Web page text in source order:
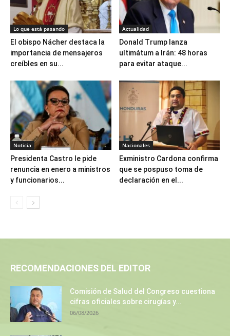
Lo que está pasando
El obispo Nácher destaca la
importancia de mensajeros
creíbles en su...
Actualidad
Donald Trump lanza
ultimátum a Irán: 48 horas
para evitar ataque...
Noticia
Presidenta Castro le pide
renuncia en enero a ministros
y funcionarios...
Nacionales
Exministro Cardona confirma
que se pospuso toma de
declaración en el...
RECOMENDACIONES DEL EDITOR
Comisión de Salud del Congreso cuestiona
cifras oficiales sobre cirugías y...
06/08/2026